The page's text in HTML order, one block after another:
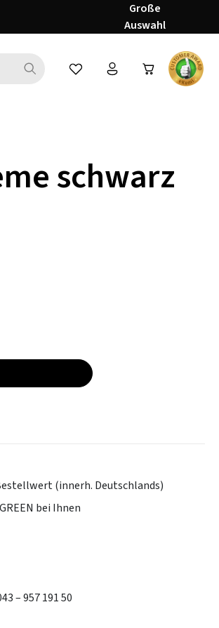
Große
Auswahl
Du hast 0 Produkte auf dem
schwarz
(innerh. Deutschlands)
bei Ihnen
– 957 191 50